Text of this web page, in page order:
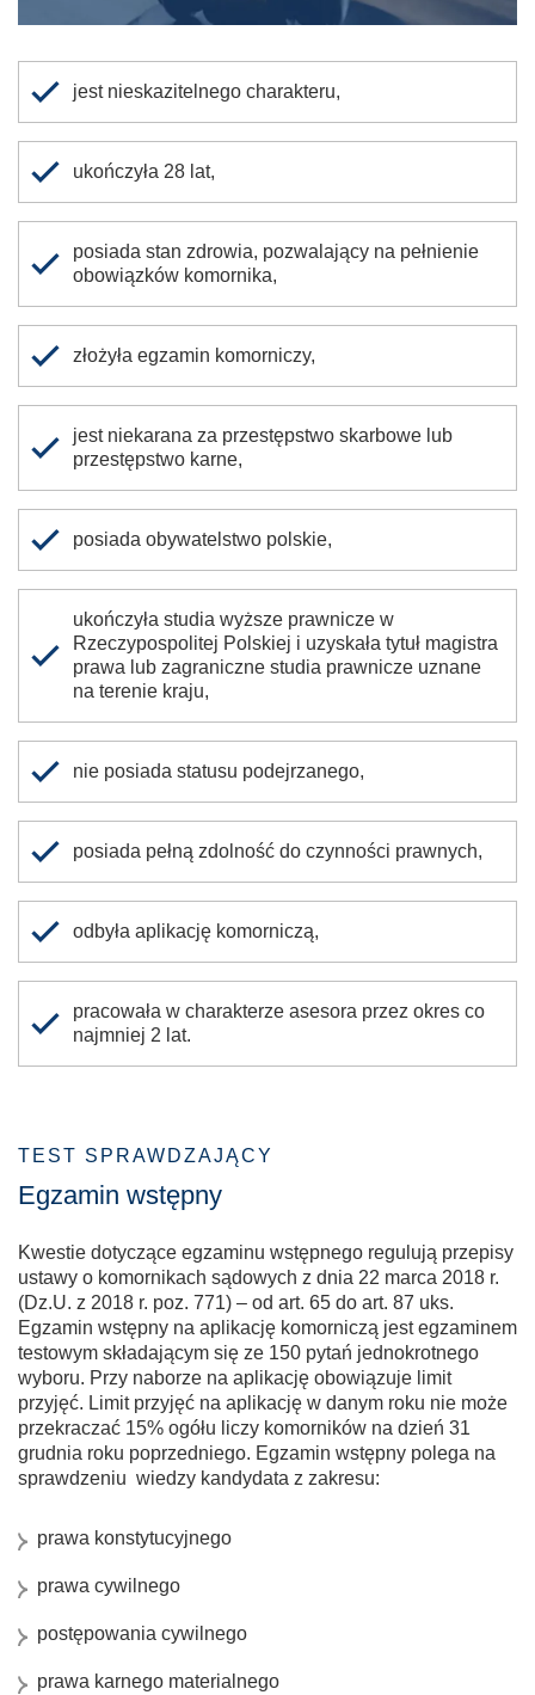
jest nieskazitelnego charakteru,
ukończyła 28 lat,
posiada stan zdrowia, pozwalający na pełnienie
obowiązków komornika,
złożyła egzamin komorniczy,
jest niekarana za przestępstwo skarbowe lub
przestępstwo karne,
posiada obywatelstwo polskie,
ukończyła studia wyższe prawnicze w
Rzeczypospolitej Polskiej i uzyskała tytuł magistra
prawa lub zagraniczne studia prawnicze uznane
na terenie kraju,
nie posiada statusu podejrzanego,
posiada pełną zdolność do czynności prawnych,
odbyła aplikację komorniczą,
pracowała w charakterze asesora przez okres co
najmniej 2 lat.
TEST SPRAWDZAJĄCY
Egzamin wstępny
Kwestie dotyczące egzaminu wstępnego regulują przepisy
ustawy o komornikach sądowych z dnia 22 marca 2018 r.
(Dz.U. z 2018 r. poz. 771) – od art. 65 do art. 87 uks.
Egzamin wstępny na aplikację komorniczą jest egzaminem
testowym składającym się ze 150 pytań jednokrotnego
wyboru. Przy naborze na aplikację obowiązuje limit
przyjęć. Limit przyjęć na aplikację w danym roku nie może
przekraczać 15% ogółu liczy komorników na dzień 31
grudnia roku poprzedniego. Egzamin wstępny polega na
sprawdzeniu wiedzy kandydata z zakresu:
prawa konstytucyjnego
prawa cywilnego
postępowania cywilnego
prawa karnego materialnego